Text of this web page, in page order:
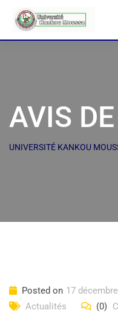
AVIS
UNIVERSITÉ KANKOU
Posted on 17
Actualités
(0)